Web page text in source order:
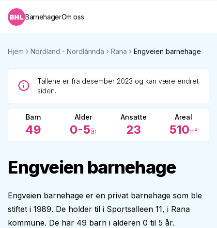
BarnehagerOm oss
Hjem Nordland - Nordlánnda Rana Engveien barnehage
Tallene er fra desember 2023 og kan være endret
siden.
Barn
49
Alder
0-5år
Ansatte
23
Areal
510m²
Engveien barnehage
Engveien barnehage er en privat barnehage som ble
stiftet i 1989. De holder til i Sportsalleen 11, i Rana
kommune. De har 49 barn i alderen 0 til 5 år.